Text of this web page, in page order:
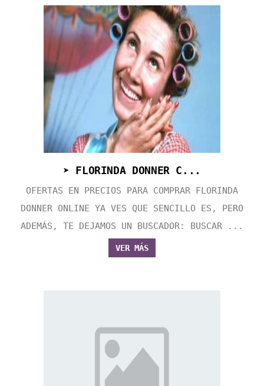
➤ FLORINDA DONNER C...
OFERTAS EN PRECIOS PARA COMPRAR FLORINDA
DONNER ONLINE YA VES QUE SENCILLO ES, PERO
ADEMÁS, TE DEJAMOS UN BUSCADOR: BUSCAR ...
VER MÁS